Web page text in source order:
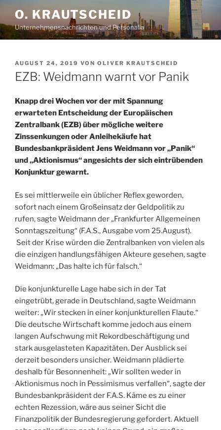
Inhalt
springen
O. KRAUTSCHEID
Unternehmensnachrichten und Personalia
VERÖFFENTLICHT
AM
AUGUST 24, 2019 VON OLIVER KRAUTSCHEID
EZB: Weidmann warnt vor Panik
Knapp drei Wochen vor der mit Spannung
erwarteten Entscheidung der Europäischen
Zentralbank (EZB) über mögliche weitere
Zinssenkungen oder Anleihekäufe hat
Bundesbankpräsident Jens Weidmann vor „Panik“
und „Aktionismus“ angesichts der sich eintrübenden
Konjunktur gewarnt.
Es sei mittlerweile ein üblicher Reflex geworden,
sofort nach einem Großeinsatz der Geldpolitik zu
rufen, sagte Weidmann der „Frankfurter Allgemeinen
Sonntagszeitung“ (F.A.S., Ausgabe vom 25.August).
Seit der Krise würden die Zentralbanken von vielen als
die einzigen handlungsfähigen Akteure gesehen, sagte
Weidmann: „Das halte ich für falsch.“
Die konjunkturelle Lage habe sich in der Tat
eingetrübt, gerade in Deutschland, sagte Weidmann
weiter: „Wir stecken in einer konjunkturellen Flaute.“
Die deutsche Wirtschaft komme jedoch aus einem
langen Aufschwung mit Rekordbeschäftigung und
stark ausgelasteten Kapazitäten. Der Ausblick sei
derzeit besonders unsicher. Weidmann plädierte
deshalb für Besonnenheit: „Wir sollten weder in
Aktionismus noch in Pessimismus verfallen“, sagte der
Bundesbankpräsident der F.A.S. Käme es zu einer
echten Rezession, wäre aus seiner Sicht die
Finanzpolitik der Bundesregierung gefordert. Aktuell